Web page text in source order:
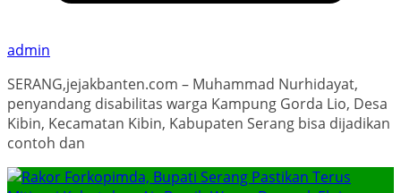
admin
SERANG,jejakbanten.com – Muhammad Nurhidayat,
penyandang disabilitas warga Kampung Gorda Lio, Desa
Kibin, Kecamatan Kibin, Kabupaten Serang bisa dijadikan
contoh dan